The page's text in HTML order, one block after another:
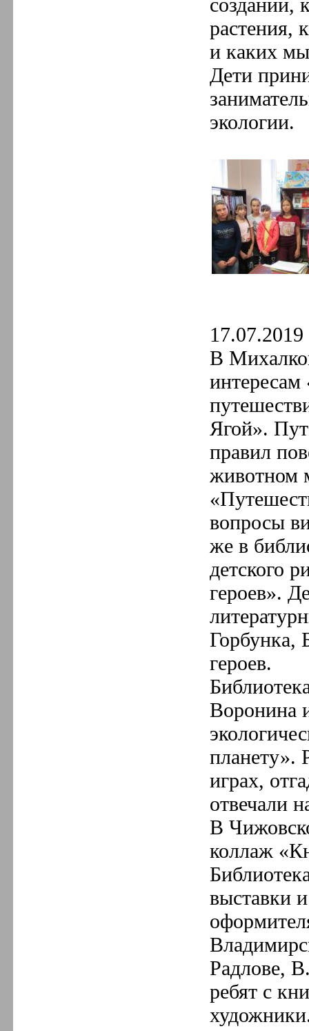
растения,
и каких
Дети
экологии.
17.07.2019
В
интересам
Ягой».
правил
животном
вопросы
же в
детского
героев».
Горбунка,
героев.
Воронина
планету».
играх,
отвечали
В
коллаж
выставки
Радлове,
ребят с